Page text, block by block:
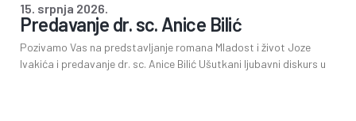
Predavanje dr. sc. Anice Bilić
Pozivamo Vas na predstavljanje romana Mladost i život Joze
Ivakića i predavanje dr. sc. Anice Bilić Ušutkani ljubavni diskurs u
15. srpnja 2026.